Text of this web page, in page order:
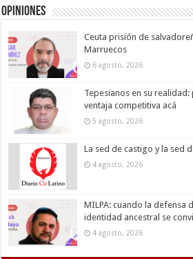
Opiniones
Ceuta prisión de
Marruecos
6 agosto, 2026
Tepesianos en su
ventaja competitiva acá
5 agosto, 2026
La sed de castigo y la sed
4 agosto, 2026
MILPA: cuando la defensa
identidad ancestral se
4 agosto, 2026